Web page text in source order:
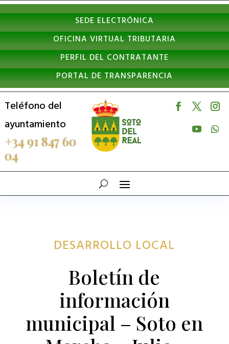
Nota:
este
sitio
web
incluye
un
sistema
de
accesibilidad.
SEDE ELECTRÓNICA
OFICINA VIRTUAL TRIBUTARIA
PERFIL DEL CONTRATANTE
PORTAL DE TRANSPARENCIA
Teléfono del
ayuntamiento
+34 91 847 60
04
DESARROLLO LOCAL
Boletín de
información
municipal – Soto en